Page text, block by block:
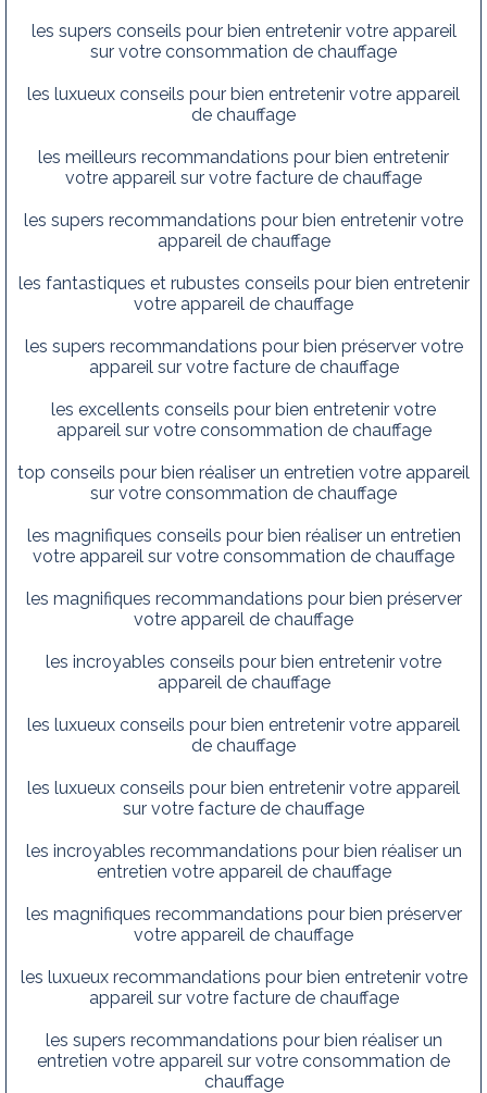
les supers conseils pour bien entretenir votre appareil
sur votre consommation de chauffage
les luxueux conseils pour bien entretenir votre appareil
de chauffage
les meilleurs recommandations pour bien entretenir
votre appareil sur votre facture de chauffage
les supers recommandations pour bien entretenir votre
appareil de chauffage
les fantastiques et rubustes conseils pour bien entretenir
votre appareil de chauffage
les supers recommandations pour bien préserver votre
appareil sur votre facture de chauffage
les excellents conseils pour bien entretenir votre
appareil sur votre consommation de chauffage
top conseils pour bien réaliser un entretien votre appareil
sur votre consommation de chauffage
les magnifiques conseils pour bien réaliser un entretien
votre appareil sur votre consommation de chauffage
les magnifiques recommandations pour bien préserver
votre appareil de chauffage
les incroyables conseils pour bien entretenir votre
appareil de chauffage
les luxueux conseils pour bien entretenir votre appareil
de chauffage
les luxueux conseils pour bien entretenir votre appareil
sur votre facture de chauffage
les incroyables recommandations pour bien réaliser un
entretien votre appareil de chauffage
les magnifiques recommandations pour bien préserver
votre appareil de chauffage
les luxueux recommandations pour bien entretenir votre
appareil sur votre facture de chauffage
les supers recommandations pour bien réaliser un
entretien votre appareil sur votre consommation de
chauffage